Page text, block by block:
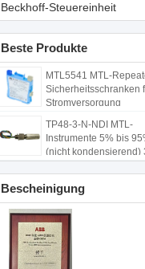
Beckhoff-Steuereinheit
Beste Produkte
MTL5541 MTL-
Sicherheitsschranken
Stromversorgung
TP48-3-N-NDI MTL-
Instrumente 5% bis
(nicht kondensierend)
Bescheinigung